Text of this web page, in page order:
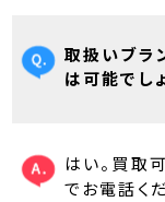
取扱いブラ
は可能でし
はい。買取
でお電話く